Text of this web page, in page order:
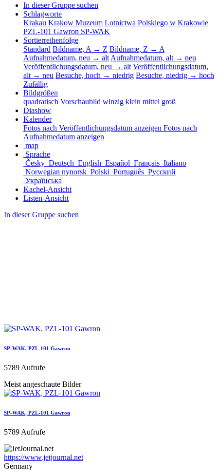
In dieser Gruppe suchen
Schlagworte
Krakau Krakow Muzeum Lotnictwa Polskiego w Krakowie
PZL-101 Gawron SP-WAK
Sortierreihenfolge
Standard Bildname, A → Z Bildname, Z → A
Aufnahmedatum, neu → alt Aufnahmedatum, alt → neu
Veröffentlichungsdatum, neu → alt Veröffentlichungsdatum,
alt → neu Besuche, hoch → niedrig Besuche, niedrig → hoch
Zufällig
Bildgrößen
quadratisch Vorschaubild winzig klein mittel groß
Diashow
Kalender
Fotos nach Veröffentlichungsdatum anzeigen Fotos nach
Aufnahmedatum anzeigen
map
Sprache
Česky Deutsch English Español Français Italiano
Norwegian nynorsk Polski Português Русский
Українська
Kachel-Ansicht
Listen-Ansicht
In dieser Gruppe suchen
SP-WAK, PZL-101 Gawron
5789 Aufrufe
Meist angeschaute Bilder
SP-WAK, PZL-101 Gawron
5789 Aufrufe
https://www.jetjournal.net
Germany